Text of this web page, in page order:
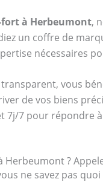
à Herbeumont,
un coffre de
nécessaires
vous
de vos biens
7j/7 pour répondre
Herbeumont ?
ne savez pas